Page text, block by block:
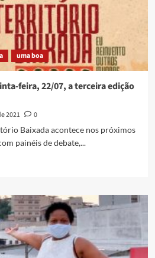
uma boa
feira, 22/07, a terceira edição
2021
0
Baixada acontece nos próximos
painéis de debate,...